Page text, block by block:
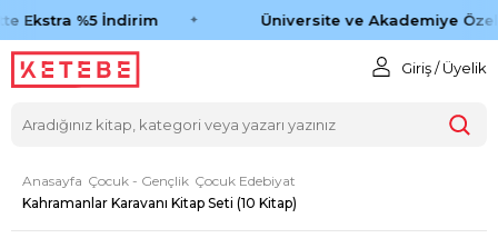
Ekstra %5 İndirim Üniversite ve Akademiye Özel
Giriş / Üyelik
Anasayfa Çocuk - Gençlik Çocuk Edebiyat
Kahramanlar Karavanı Kitap Seti (10 Kitap)